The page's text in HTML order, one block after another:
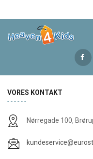
VORES KONTAKT
Nørregade 100,